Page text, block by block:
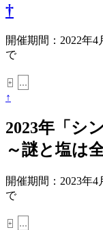
†
開催期間：2022年4
で
+
...
↑
2023年「シ
～謎と塩は
開催期間：2023年4
で
+
...